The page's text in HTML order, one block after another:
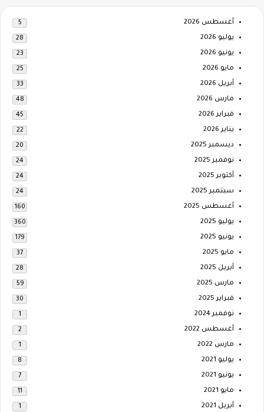
أغسطس 2026 5
يوليو 2026 28
يونيو 2026 23
مايو 2026 25
أبريل 2026 33
مارس 2026 48
فبراير 2026 45
يناير 2026 22
ديسمبر 2025 20
نوفمبر 2025 24
أكتوبر 2025 24
سبتمبر 2025 24
أغسطس 2025 160
يوليو 2025 360
يونيو 2025 179
مايو 2025 37
أبريل 2025 28
مارس 2025 59
فبراير 2025 30
نوفمبر 2024 1
أغسطس 2022 2
مارس 2022 1
يوليو 2021 8
يونيو 2021 7
مايو 2021 11
أبريل 2021 1